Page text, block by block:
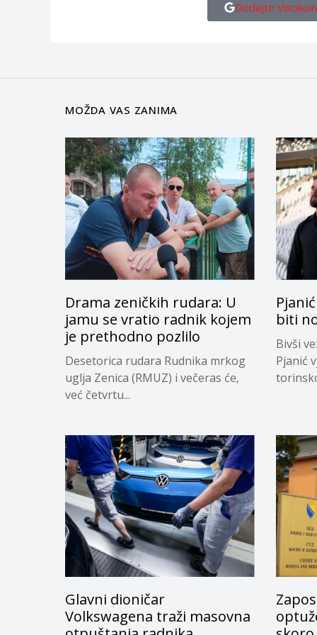
Dodajte
MOŽDA VAS ZANIMA
Drama zeničkih rudara: U
jamu se vratio radnik kojem
je prethodno pozlilo
Desetorica rudara Rudnika mrkog
uglja Zenica (RMUZ) i večeras će,
već četvrtu...
biti
Bivši
Pjanić
Glavni dioničar
Volkswagena traži masovna